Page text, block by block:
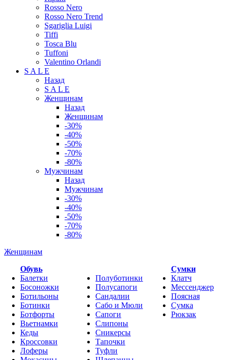
Rosso Nero
Rosso Nero Trend
Sgariglia Luigi
Tiffi
Tosca Blu
Tuffoni
Valentino Orlandi
S A L E
Назад
S A L E
Женщинам
Назад
Женщинам
-30%
-40%
-50%
-70%
-80%
Мужчинам
Назад
Мужчинам
-30%
-40%
-50%
-70%
-80%
Женщинам
Обувь
Балетки
Босоножки
Ботильоны
Ботинки
Ботфорты
Вьетнамки
Кеды
Кроссовки
Лоферы
Полуботинки
Полусапоги
Сандалии
Сабо и Мюли
Сапоги
Слипоны
Сникерсы
Тапочки
Туфли
Cумки
Клатч
Мессенджер
Поясная
Сумка
Рюкзак